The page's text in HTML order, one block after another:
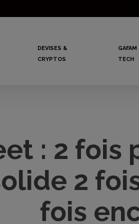
DEVISES &
CRYPTOS
GAFAM
TECH
: 2 fois
2
fois